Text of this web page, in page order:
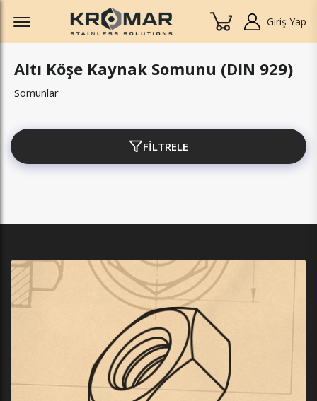
Offcanvas Menu Open
Giriş Yap
Altı Köşe Kaynak Somunu (DIN 929)
Somunlar
FİLTRELE